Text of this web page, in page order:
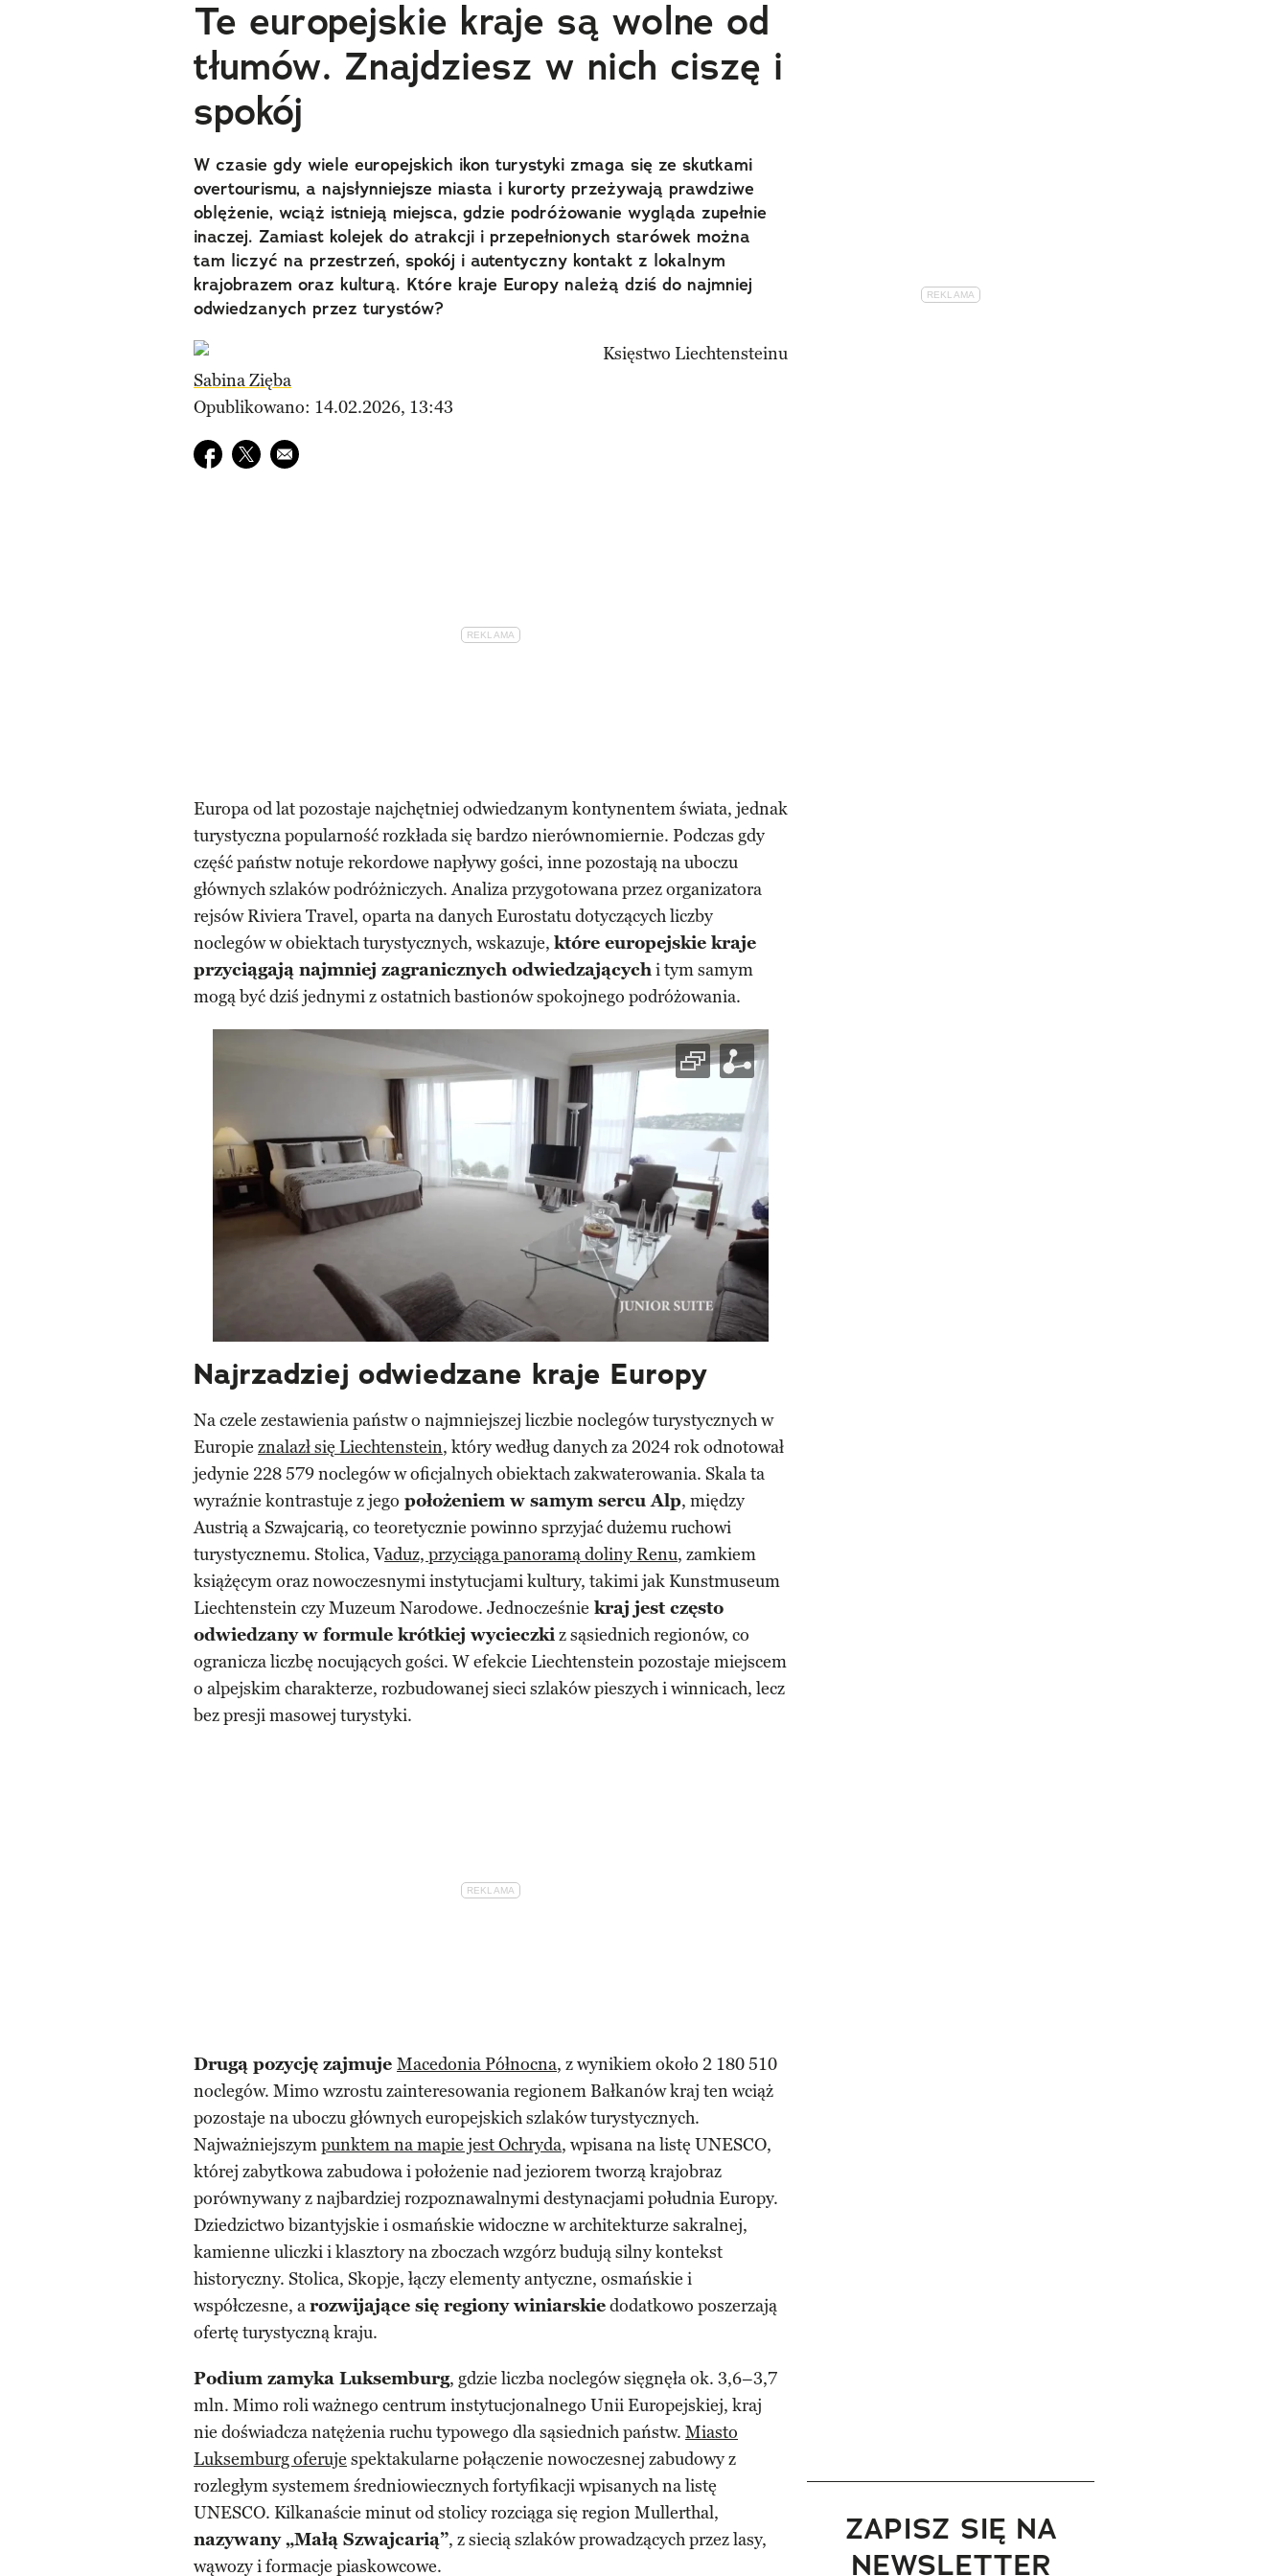
Te europejskie kraje są wolne od
tłumów. Znajdziesz w nich ciszę i
spokój
W czasie gdy wiele europejskich ikon turystyki zmaga się ze skutkami
overtourismu, a najsłynniejsze miasta i kurorty przeżywają prawdziwe
oblężenie, wciąż istnieją miejsca, gdzie podróżowanie wygląda zupełnie
inaczej. Zamiast kolejek do atrakcji i przepełnionych starówek można
tam liczyć na przestrzeń, spokój i autentyczny kontakt z lokalnym
krajobrazem oraz kulturą. Które kraje Europy należą dziś do najmniej
odwiedzanych przez turystów?
Sabina Zięba
Opublikowano: 14.02.2026, 13:43
Udostępnij na facebook
Udostępnij na twitter
E-mail do przyjaciela
Europa od lat pozostaje najchętniej odwiedzanym kontynentem świata, jednak
turystyczna popularność rozkłada się bardzo nierównomiernie. Podczas gdy
część państw notuje rekordowe napływy gości, inne pozostają na uboczu
głównych szlaków podróżniczych. Analiza przygotowana przez organizatora
rejsów Riviera Travel, oparta na danych Eurostatu dotyczących liczby
noclegów w obiektach turystycznych, wskazuje, które europejskie kraje
przyciągają najmniej zagranicznych odwiedzającychi tym samym
mogą być dziś jednymi z ostatnich bastionów spokojnego podróżowania.
Najrzadziej odwiedzane kraje Europy
Na czele zestawienia państw o najmniejszej liczbie noclegów turystycznych w
Europie znalazł się Liechtenstein, który według danych za 2024 rok odnotował
jedynie 228 579 noclegów w oficjalnych obiektach zakwaterowania. Skala ta
wyraźnie kontrastuje z jego położeniem w samym sercu Alp, między
Austrią a Szwajcarią, co teoretycznie powinno sprzyjać dużemu ruchowi
turystycznemu. Stolica, Vaduz, przyciąga panoramą doliny Renu, zamkiem
książęcym oraz nowoczesnymi instytucjami kultury, takimi jak Kunstmuseum
Liechtenstein czy Muzeum Narodowe. Jednocześnie kraj jest często
odwiedzany w formule krótkiej wycieczkiz sąsiednich regionów, co
ogranicza liczbę nocujących gości. W efekcie Liechtenstein pozostaje miejscem
o alpejskim charakterze, rozbudowanej sieci szlaków pieszych i winnicach, lecz
bez presji masowej turystyki.
Drugą pozycję zajmuje Macedonia Północna, z wynikiem około 2 180 510
noclegów. Mimo wzrostu zainteresowania regionem Bałkanów kraj ten wciąż
pozostaje na uboczu głównych europejskich szlaków turystycznych.
Najważniejszympunktem na mapie jest Ochryda, wpisana na listę UNESCO,
której zabytkowa zabudowa i położenie nad jeziorem tworzą krajobraz
porównywany z najbardziej rozpoznawalnymi destynacjami południa Europy.
Dziedzictwo bizantyjskie i osmańskie widoczne w architekturze sakralnej,
kamienne uliczki i klasztory na zboczach wzgórz budują silny kontekst
historyczny. Stolica, Skopje, łączy elementy antyczne, osmańskie i
współczesne, arozwijające się regiony winiarskiedodatkowo poszerzają
ofertę turystyczną kraju.
Podium zamyka Luksemburg, gdzie liczba noclegów sięgnęła ok. 3,6–3,7
mln. Mimo roli ważnego centrum instytucjonalnego Unii Europejskiej, kraj
nie doświadcza natężenia ruchu typowego dla sąsiednich państw. Miasto
Luksemburg oferuje spektakularne połączenie nowoczesnej zabudowy z
rozległym systemem średniowiecznych fortyfikacji wpisanych na listę
UNESCO. Kilkanaście minut od stolicy rozciąga się region Mullerthal,
nazywany „Małą Szwajcarią”, z siecią szlaków prowadzących przez lasy,
wąwozy i formacje piaskowcowe.
ZAPISZ SIĘ NA
NEWSLETTER